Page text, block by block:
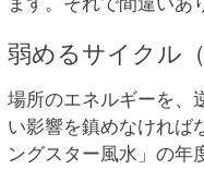
弱めるサイクル
場所のエネルギーを、
い影響を鎮めなければ
ングスター風水」の年